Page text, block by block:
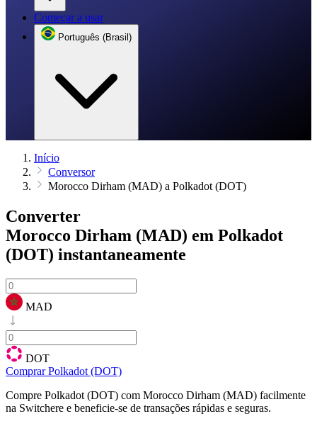
Começar a usar
Português (Brasil)
Início
Conversor
Morocco Dirham (MAD) a Polkadot (DOT)
Converter
Morocco Dirham (MAD) em Polkadot
(DOT) instantaneamente
MAD
DOT
Comprar Polkadot (DOT)
Compre Polkadot (DOT) com Morocco Dirham (MAD) facilmente
na Switchere e beneficie-se de transações rápidas e seguras.